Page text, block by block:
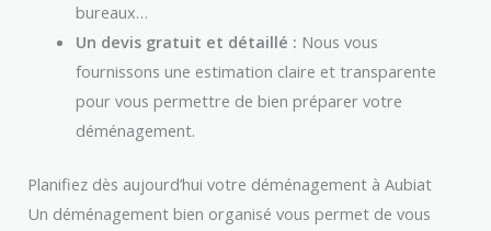
bureaux…
Un devis gratuit et détaillé : Nous vous
fournissons une estimation claire et transparente
pour vous permettre de bien préparer votre
déménagement.
Planifiez dès aujourd’hui votre déménagement à Aubiat
Un déménagement bien organisé vous permet de vous